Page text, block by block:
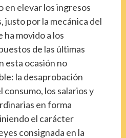
en elevar los ingresos
justo por la mecánica del
movido a los
de las últimas
esta ocasión no
la desaprobación
consumo, los salarios y
en forma
el carácter
consignada en la